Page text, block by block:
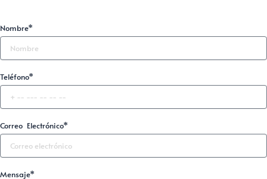
Nombre*
Teléfono*
Correo Electrónico*
Mensaje*